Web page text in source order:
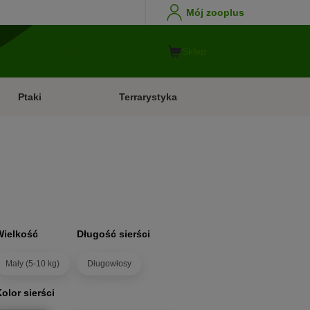
Mój zooplus
Ptaki Terrarystyka
Mały (5-10 kg)
Długość sierści
Długowłosy
sierści